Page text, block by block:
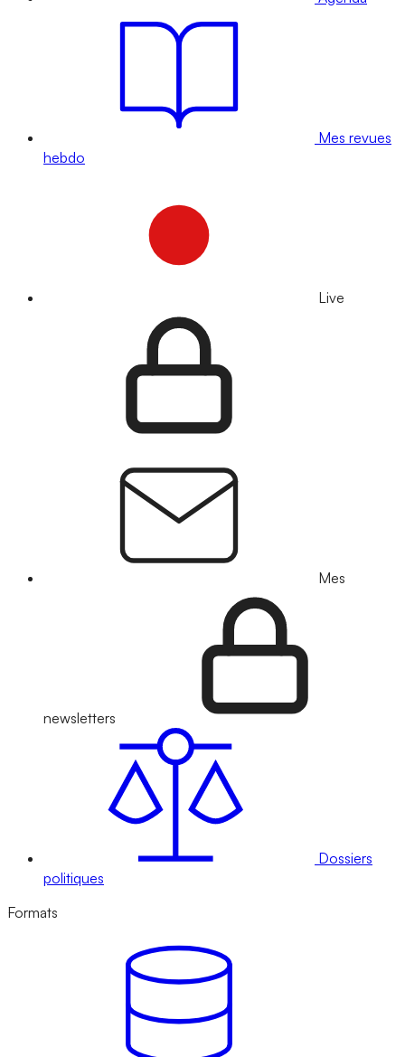
Mes revues
hebdo
Live
Mes
newsletters
Dossiers
politiques
Formats